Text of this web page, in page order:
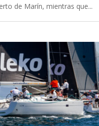
de Marín, mientras que...